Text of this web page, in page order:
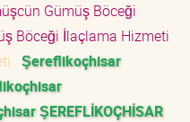
Gümüş Böceği
Böceği İlaçlama Hizmeti
Şereflikoçhisar
ŞEREFLİKOÇHİSAR